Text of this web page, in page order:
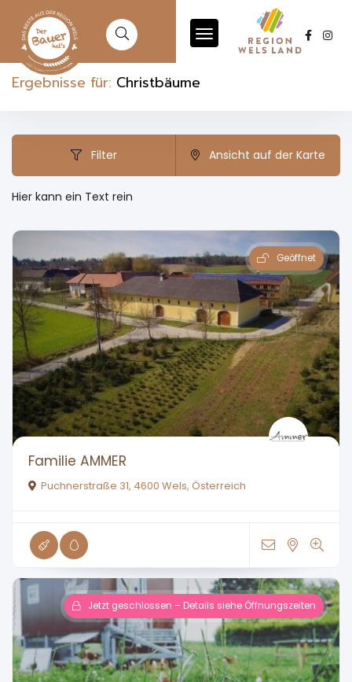
Ergebnisse für: Christbäume
Filter Ansicht auf der Karte
Hier kann ein Text rein
Geöffnet
Familie AMMER
Puchnerstraße 31, 4600 Wels, Österreich
Jetzt geschlossen – Details siehe Öffnungszeiten